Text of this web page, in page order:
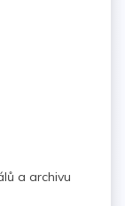
a archivu